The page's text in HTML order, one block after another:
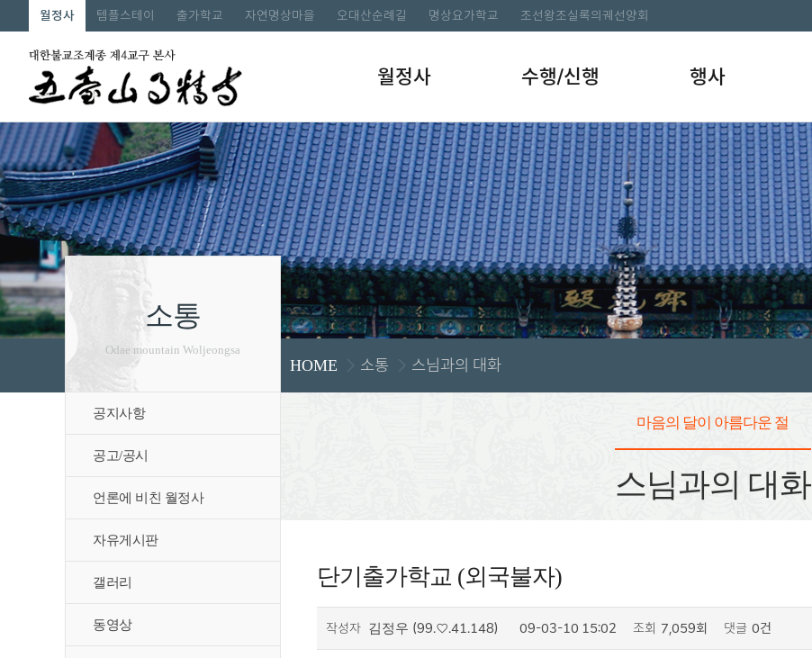
월정사 템플스테이 출가학교 자연명상마을 오대산순례길 명상요가학교 조선왕조실록의궤선양회
월정사 수행/신행 행사
소통
Odae mountain Woljeongsa
공지사항
공고/공시
언론에 비친 월정사
자유게시판
갤러리
동영상
HOME 소통 스님과의 대화
마음의 달이 아름다운 절
스님과의 대화
단기출가학교 (외국불자)
작성자 김정우 (99.♡.41.148) 09-03-10 15:02 조회 7,059회 댓글 0건